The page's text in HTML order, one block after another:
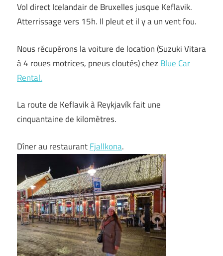
Vol direct Icelandair de Bruxelles jusque Keflavik.
Atterrissage vers 15h. Il pleut et il y a un vent fou.
Nous récupérons la voiture de location (Suzuki Vitara
à 4 roues motrices, pneus cloutés) chez Blue Car
Rental.
La route de Keflavik à Reykjavík fait une
cinquantaine de kilomètres.
Dîner au restaurantFjallkona.